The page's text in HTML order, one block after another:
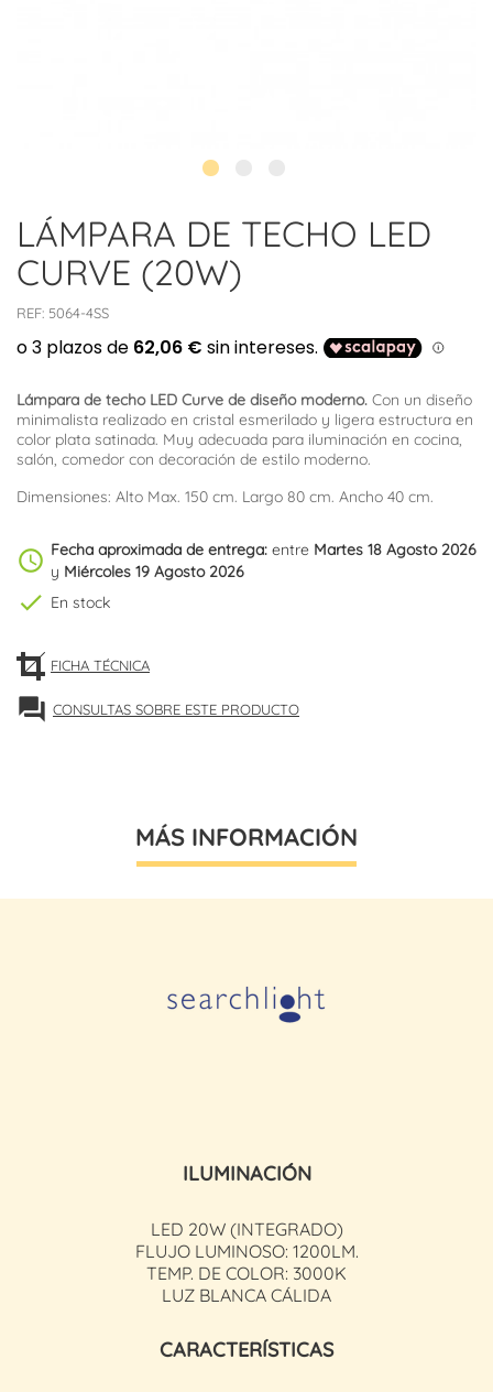
LÁMPARA DE TECHO LED
CURVE (20W)
REF: 5064-4SS
Lámpara de techo LED Curve de diseñomoderno. Con un diseño
minimalista realizado en cristal esmerilado y ligera estructura en
color plata satinada. Muy adecuada para iluminación en cocina,
salón, comedor con decoración de estilo moderno.
Dimensiones: Alto Max. 150 cm. Largo 80 cm. Ancho 40 cm.
schedule Fecha aproximada de entrega: entre Martes 18 Agosto 2026
y Miércoles 19 Agosto 2026
check En stock
FICHA TÉCNICA
forum CONSULTAS SOBRE ESTE PRODUCTO
MÁS INFORMACIÓN
ILUMINACIÓN
LED 20W (INTEGRADO)
FLUJO LUMINOSO: 1200LM.
TEMP. DE COLOR: 3000K
LUZ BLANCA CÁLIDA
CARACTERÍSTICAS